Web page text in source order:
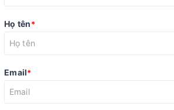
Họ tên*
Email*